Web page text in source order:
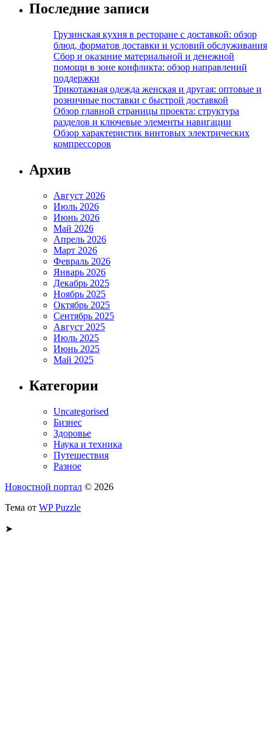
Последние записи
Грузинская кухня в ресторане с доставкой: обзор
блюд, форматов доставки и условий обслуживания
Сбор и оказание материальной и денежной
помощи в зоне конфликта: обзор направлений
поддержки
Трикотажная одежда женская и другая: оптовые и
розничные поставки с быстрой доставкой
Обзор главной страницы проекта: структура
разделов и ключевые элементы навигации
Обзор характеристик винтовых электрических
компрессоров
Архив
Август 2026
Июль 2026
Июнь 2026
Май 2026
Апрель 2026
Март 2026
Февраль 2026
Январь 2026
Декабрь 2025
Ноябрь 2025
Октябрь 2025
Сентябрь 2025
Август 2025
Июль 2025
Июнь 2025
Май 2025
Категории
Uncategorised
Бизнес
Здоровье
Наука и техника
Путешествия
Разное
Новостной портал © 2026
Тема от WP Puzzle
➤